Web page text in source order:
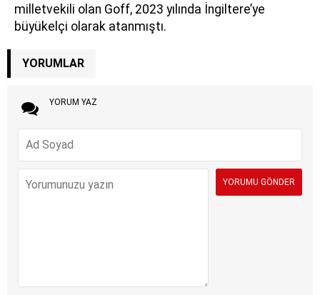
milletvekili olan Goff, 2023 yılında İngiltere’ye
büyükelçi olarak atanmıştı.
YORUMLAR
YORUM YAZ